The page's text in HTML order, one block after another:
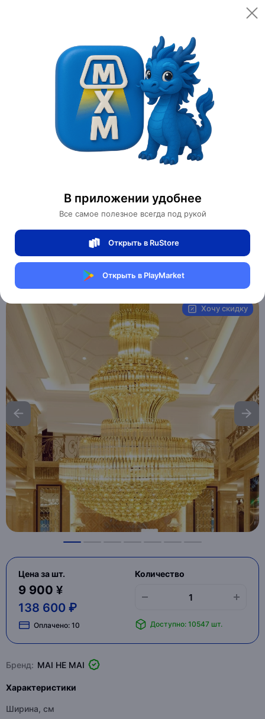
В приложении удобнее
Все самое полезное всегда под рукой
Открыть в RuStore
Открыть в PlayMarket
Открыть
Категории Светильники
Люстры
BIMBO 150*220 металл, E14.
Магазин Table lamps
MAI_HE__MAI_BIMBO
Хочу скидку
Цена за шт.
9 900 ¥
138 600 ₽
Оплачено: 10
Количество
Доступно: 10547 шт.
Бренд: MAI HE MAI
Характеристики
Ширина, см